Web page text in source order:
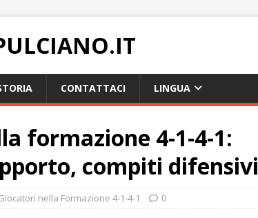
CONTATTACI LINGUA
formazione 4-1-4-1:
compiti difensivi
nella Formazione 4-1-4-1 0